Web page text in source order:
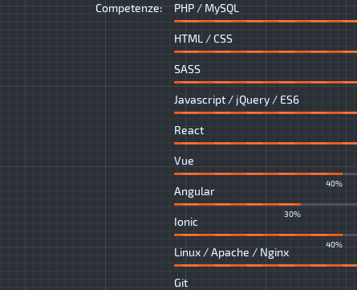
Competenze: PHP / MySQL
HTML / CSS
SASS
Javascript / jQuery / ES6
React
Vue
40%
Angular
30%
Ionic
40%
Linux / Apache / Nginx
Git